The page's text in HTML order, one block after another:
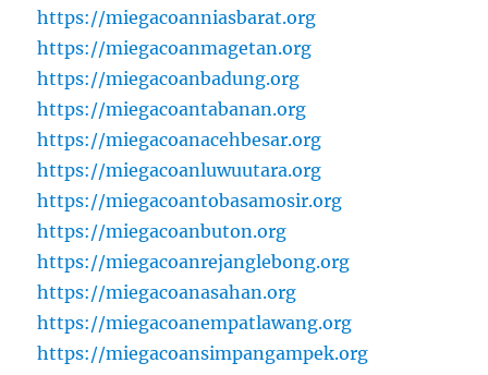
https://miegacoanniasbarat.org
https://miegacoanmagetan.org
https://miegacoanbadung.org
https://miegacoantabanan.org
https://miegacoanacehbesar.org
https://miegacoanluwuutara.org
https://miegacoantobasamosir.org
https://miegacoanbuton.org
https://miegacoanrejanglebong.org
https://miegacoanasahan.org
https://miegacoanempatlawang.org
https://miegacoansimpangampek.org